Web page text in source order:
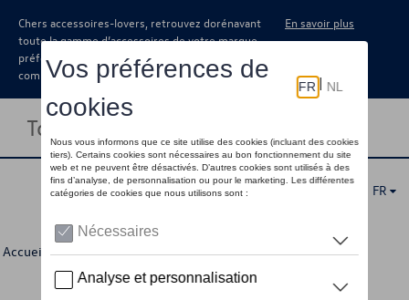
Chers accessoires-lovers, retrouvez dorénavant
toute la gamme d’accessoires de votre marque
préférée sous forme de catalogue à
commander auprès de votre concessionaire.
En savoir plus
Toggle navigation
FR
Accueil >Pour vous >"R" Collection >Accessoires > Détail